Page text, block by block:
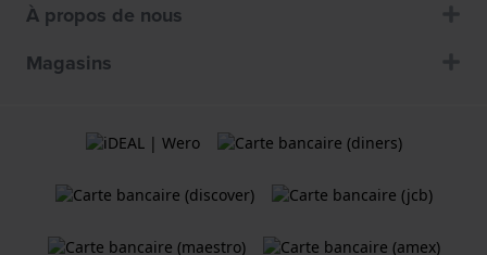
À propos de nous
Magasins